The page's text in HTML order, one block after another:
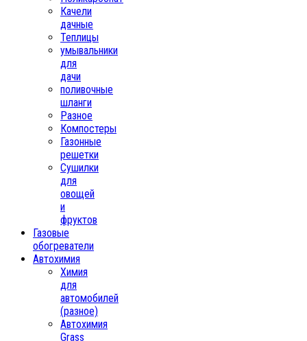
Качели
дачные
Теплицы
умывальники
для
дачи
поливочные
шланги
Разное
Компостеры
Газонные
решетки
Сушилки
для
овощей
и
фруктов
Газовые
обогреватели
Автохимия
Химия
для
автомобилей
(разное)
Автохимия
Grass